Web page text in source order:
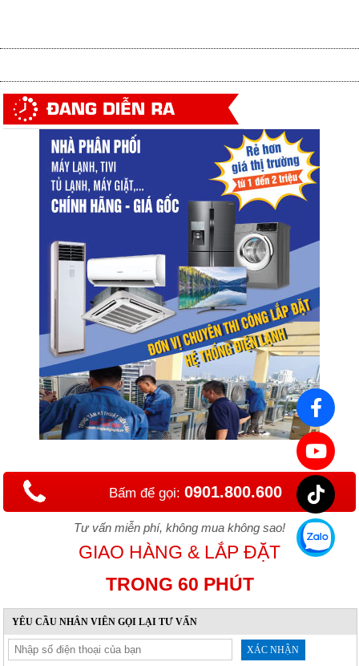
Bấm để gọi: 0901.800.600
Tư vấn miễn phí, không mua không sao!
GIAO HÀNG & LẮP ĐẶT
TRONG 60 PHÚT
YÊU CẦU NHÂN VIÊN GỌI LẠI TƯ VẤN
XÁC NHẬN